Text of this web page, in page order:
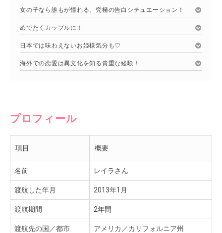
女の子なら誰もが憧れる、究極の告白シチュエーション！
めでたくカップルに！
日本では味わえないお姫様気分も♡
海外での恋愛は異文化を知る貴重な経験！
プロフィール
項目 概要
名前 レイラさん
渡航した年月 2013年1月
渡航期間 2年間
渡航先の国／都市 アメリカ／カリフォルニア州